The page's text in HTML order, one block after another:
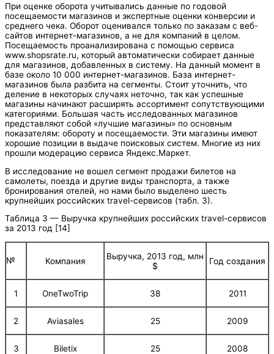
При оценке оборота учитывались данные по годовой
посещаемости магазинов и экспертные оценки конверсии и
среднего чека. Оборот оценивался только по заказам с веб-
сайтов интернет-магазинов, а не для компаний в целом.
Посещаемость проанализирована с помощью сервиса
www.shopsrate.ru, который автоматически собирает данные
для магазинов, добавленных в систему. На данный момент в
базе около 10 000 интернет-магазинов. База интернет-
магазинов была разбита на сегменты. Стоит уточнить, что
деление в некоторых случаях неточно, так как успешные
магазины начинают расширять ассортимент сопутствующими
категориями. Большая часть исследованных магазинов
представляют собой «лучшие магазины» по основным
показателям: обороту и посещаемости. Эти магазины имеют
хорошие позиции в выдаче поисковых систем. Многие из них
прошли модерацию сервиса Яндекс.Маркет.
В исследование не вошел сегмент продажи билетов на
самолеты, поезда и другие виды транспорта, а также
бронирования отелей, но нами было выделено шесть
крупнейших российских travel-сервисов (табл. 3).
Таблица 3 — Выручка крупнейших российских travel-сервисов
за 2013 год [14]
№ Компания
Выручка, 2013 год, млн
$
Год создания
1 OneTwoTrip 38 2011
2 Aviasales 25 2009
3 Biletix 25 2008